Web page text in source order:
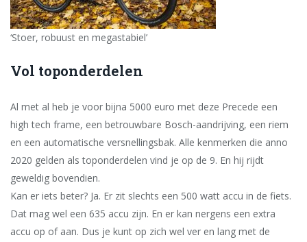
‘Stoer, robuust en megastabiel’
Vol toponderdelen
Al met al heb je voor bijna 5000 euro met deze Precede een
high tech frame, een betrouwbare Bosch-aandrijving, een riem
en een automatische versnellingsbak. Alle kenmerken die anno
2020 gelden als toponderdelen vind je op de 9. En hij rijdt
geweldig bovendien.
Kan er iets beter? Ja. Er zit slechts een 500 watt accu in de fiets.
Dat mag wel een 635 accu zijn. En er kan nergens een extra
accu op of aan. Dus je kunt op zich wel ver en lang met de